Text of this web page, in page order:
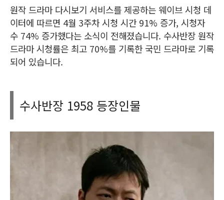
원작 드라마 다시보기 서비스를 제공하는 웨이브 시청 데
이터에 따르면 4월 3주차 시청 시간 91% 증가, 시청자
수 74% 증가했다는 소식이 전해졌습니다. 수사반장 원작
드라마 시청률은 최고 70%를 기록한 국민 드라마로 기록
되어 있습니다.
수사반장 1958 등장인물